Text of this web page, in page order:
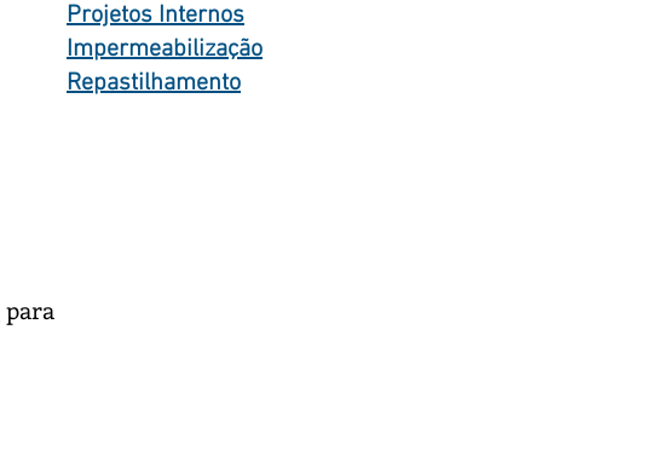
Projetos Internos
Impermeabilização
Repastilhamento
para